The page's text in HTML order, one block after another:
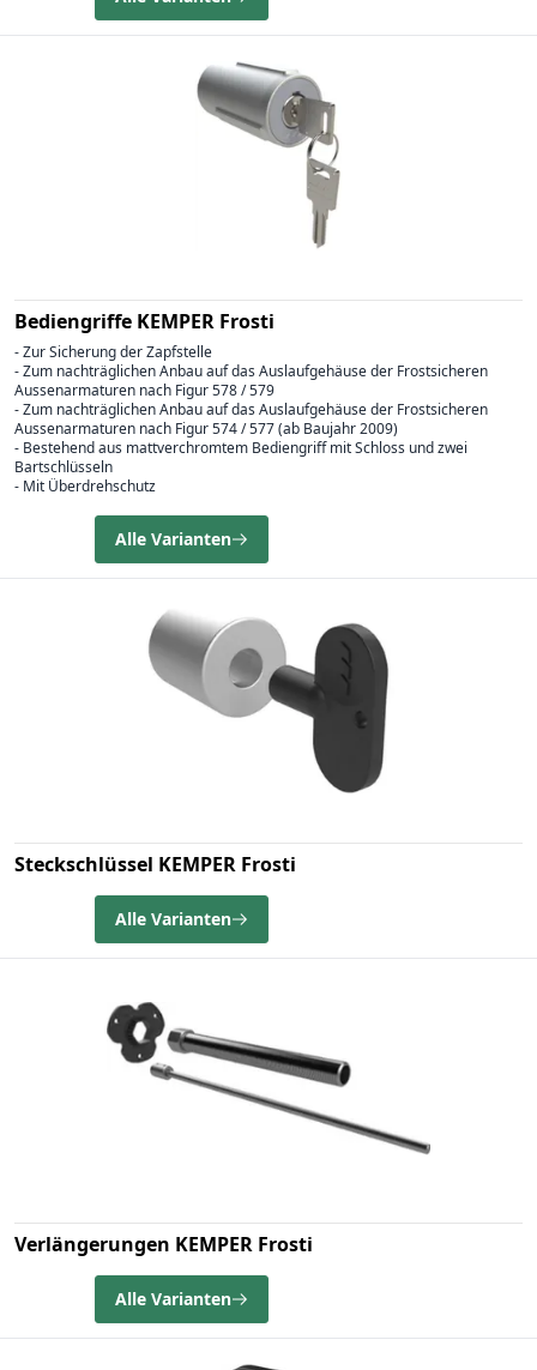
Bediengriffe KEMPER Frosti
- Zur Sicherung der Zapfstelle
- Zum nachträglichen Anbau auf das Auslaufgehäuse der Frostsicheren
Aussenarmaturen nach Figur 578 / 579
- Zum nachträglichen Anbau auf das Auslaufgehäuse der Frostsicheren
Aussenarmaturen nach Figur 574 / 577 (ab Baujahr 2009)
- Bestehend aus mattverchromtem Bediengriff mit Schloss und zwei
Bartschlüsseln
- Mit Überdrehschutz
Alle Varianten
Steckschlüssel KEMPER Frosti
Alle Varianten
Verlängerungen KEMPER Frosti
Alle Varianten